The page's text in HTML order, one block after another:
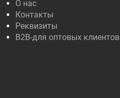
О нас
Контакты
Реквизиты
B2B-для оптовых клиентов